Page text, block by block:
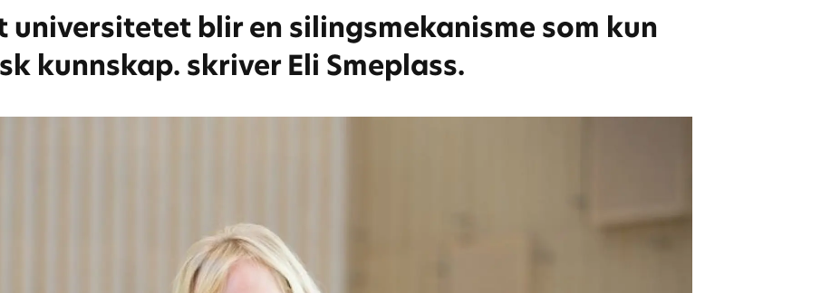
blir en silingsmekanisme som kun
kunnskap. skriver Eli Smeplass.